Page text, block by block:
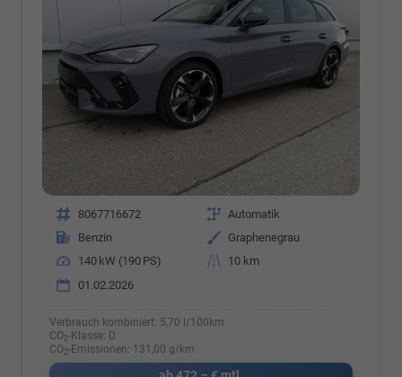
Fahrzeugnr. 8067716672 Getriebe Automatik
Kraftstoff
Benzin Außenfarbe
Graphenegrau
Leistung
140 kW (190 PS) Kilometerstand
10 km
01.02.2026
Verbrauch kombiniert: 5,70 l/100km
CO2-Klasse: D
CO2-Emissionen: 131,00 g/km